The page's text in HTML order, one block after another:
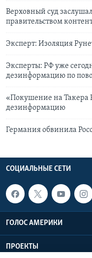
Верховный суд
правительством
Эксперт: Изоляция
Эксперты: РФ уже
дезинформацию по
«Покушение на Такера
дезинформацию
Германия обвинила
СОЦИАЛЬНЫЕ СЕТИ
ГОЛОС АМЕРИКИ
ПРОЕКТЫ